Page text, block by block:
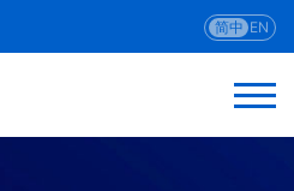
简中 EN